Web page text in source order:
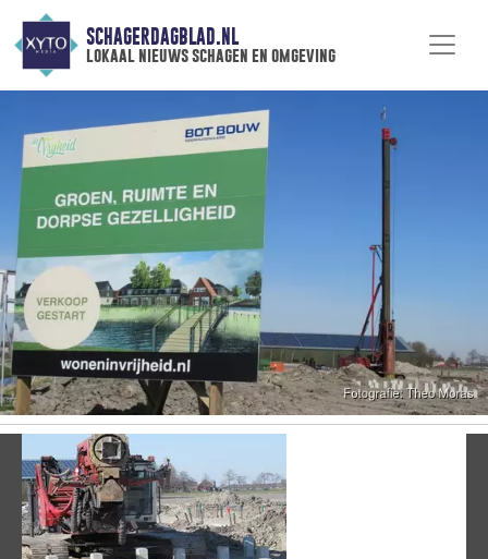
SCHAGERDAGBLAD.NL
lokaal nieuws schagen en omgeving
Vorige